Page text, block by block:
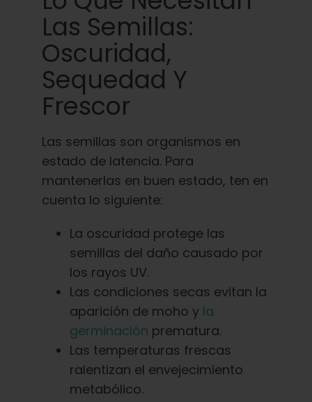
Las Semillas:
Oscuridad,
Sequedad Y
Frescor
Las semillas son organismos en
estado de latencia. Para
mantenerlas en buen estado, ten en
cuenta lo siguiente:
La oscuridad protege las
semillas del daño causado por
los rayos UV.
Las condiciones secas evitan la
aparición de moho y la
germinación prematura.
Las temperaturas frescas
ralentizan el envejecimiento
metabólico.